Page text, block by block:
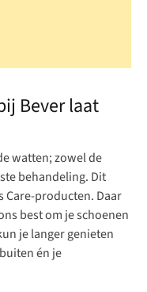
Bever laat
watten; zowel de
behandeling. Dit
Care-producten. Daar
best om je schoenen
je langer genieten
én je